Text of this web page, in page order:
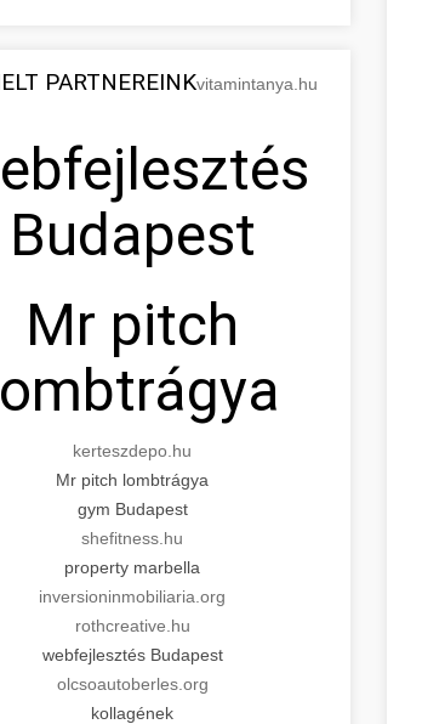
PARTNEREINKvitamintanya.hu
Budapest
Mr pitch
kerteszdepo.hu
Mr pitch lombtrágya
gym Budapest
shefitness.hu
property marbella
inversioninmobiliaria.org
rothcreative.hu
webfejlesztés Budapest
olcsoautoberles.org
kollagének